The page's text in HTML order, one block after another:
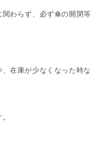
わらず、必ず傘の開閉等
在庫が少なくなった時な